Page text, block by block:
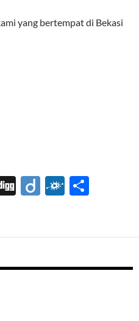
yang bertempat di Bekasi
Di Di F
d e